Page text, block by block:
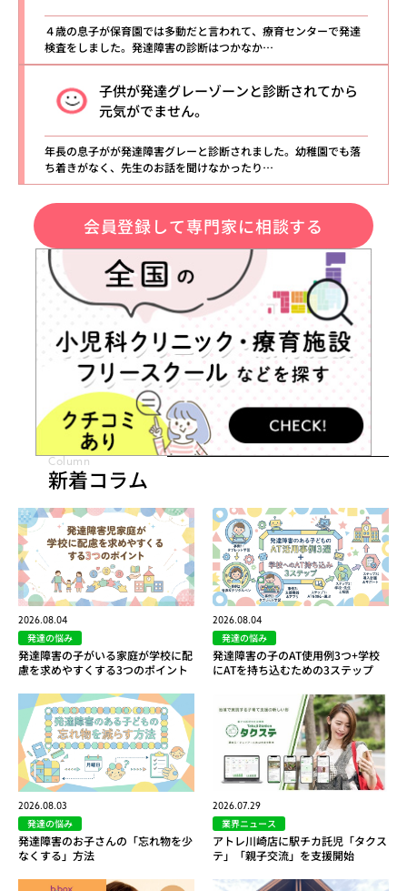
４歳の息子が保育園では多動だと言われて、療育センターで発達
検査をしました。発達障害の診断はつかなか…
子供が発達グレーゾーンと診断されてから
元気がでません。
年長の息子がが発達障害グレーと診断されました。幼稚園でも落
ち着きがなく、先生のお話を聞けなかったり…
会員登録して専門家に相談する
Column
新着コラム
2026.08.04
発達の悩み
発達障害の子がいる家庭が学校に配
慮を求めやすくする3つのポイント
2026.08.04
発達の悩み
発達障害の子のAT使用例3つ+学校
にATを持ち込むための3ステップ
2026.08.03
発達の悩み
発達障害のお子さんの「忘れ物を少
なくする」方法
2026.07.29
業界ニュース
アトレ川崎店に駅チカ託児「タクス
テ」「親子交流」を支援開始